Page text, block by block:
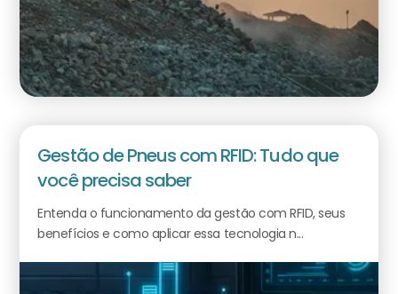
Gestão de Pneus com RFID: Tudo que
você precisa saber
Entenda o funcionamento da gestão com RFID, seus
benefícios e como aplicar essa tecnologia n...